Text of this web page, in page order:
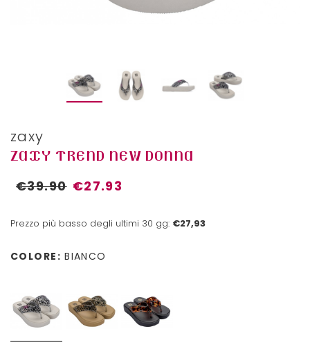
zaxy
ZAXY TREND NEW DONNA
€39.90 €27.93
Prezzo più basso degli ultimi 30 gg: €27,93
COLORE: BIANCO